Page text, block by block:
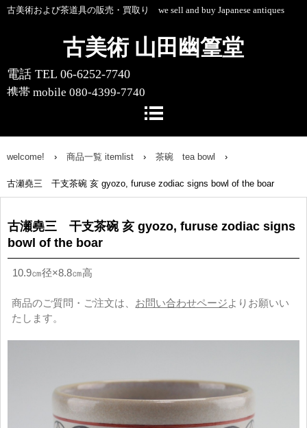
古美術 山田幽篁堂
古美術および茶道具の販売・買取り we sell and buy Japanese antiques
電話 TEL 06-6252-7740
携帯 mobile 080-4399-7740
〒541-0055 大阪市中央区船場中央4-1-
10 船場センタービル10号館1階
welcome! › 商品一覧 itemlist › 茶碗 tea bowl ›
古瀬堯三 干支茶碗 亥 gyozo, furuse zodiac signs bowl of the boar
古瀬堯三 干支茶碗 亥 gyozo, furuse zodiac signs
bowl of the boar
10.9㎝径×8.8㎝高
商品のご質問・ご注文は、 お問い合わせページよりお願いい
たします。